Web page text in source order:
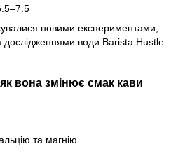
новими експериментами,
дослідженнями води Barista Hustle.
вона змінює смак кави
та магнію.